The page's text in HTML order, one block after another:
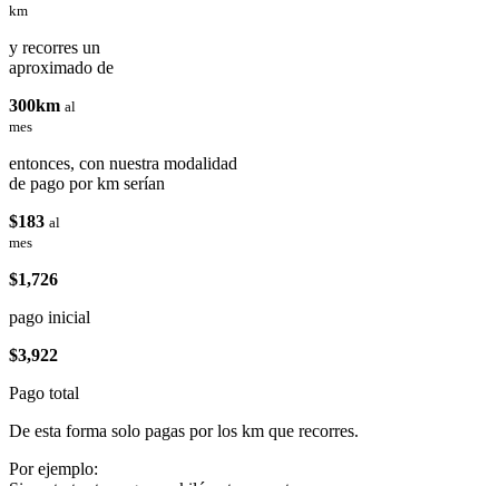
km
y recorres un
aproximado de
300km al
mes
entonces, con nuestra modalidad
de pago por km serían
$183 al
mes
$1,726
pago inicial
$3,922
Pago total
De esta forma solo pagas por los km que recorres.
Por ejemplo: